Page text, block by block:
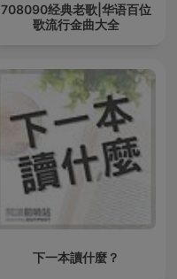
708090经典老歌|华语百位
歌流行金曲大全
下一本讀什麼？